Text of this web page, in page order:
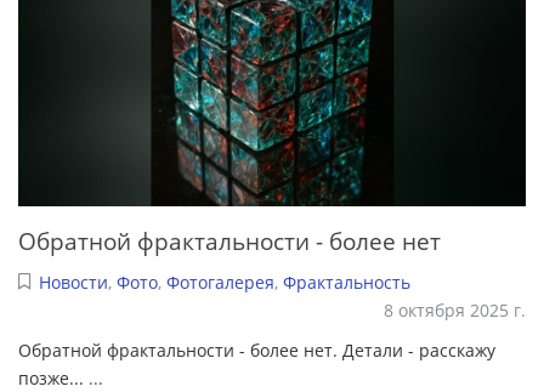
Обратной фрактальности - более нет
Новости, Фото, Фотогалерея, Фрактальность
8 октября 2025 г.
Обратной фрактальности - более нет. Детали - расскажу
позже... ...